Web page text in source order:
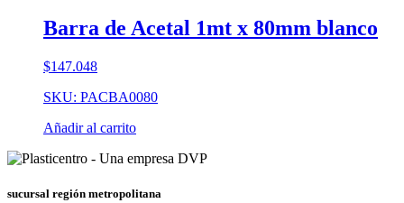
Barra de Acetal 1mt x 80mm blanco
$147.048
SKU: PACBA0080
Añadir al carrito
sucursal región metropolitana